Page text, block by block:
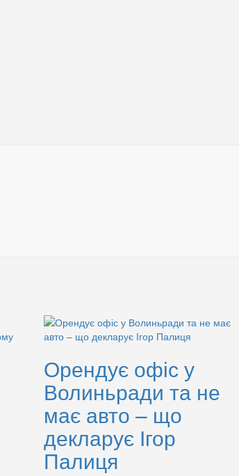
Орендує офіс у
Волиньради та не
має авто – що
декларує Ігор
Палиця